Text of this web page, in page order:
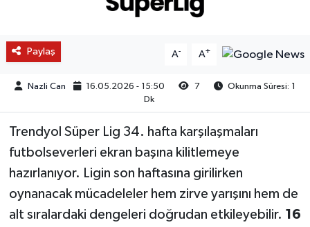
Paylaş A- A+
Nazli Can 16.05.2026 - 15:50 7
Okunma Süresi: 1
Dk
Trendyol Süper Lig 34. hafta karşılaşmaları
futbolseverleri ekran başına kilitlemeye
hazırlanıyor. Ligin son haftasına girilirken
oynanacak mücadeleler hem zirve yarışını hem de
alt sıralardaki dengeleri doğrudan etkileyebilir. 16